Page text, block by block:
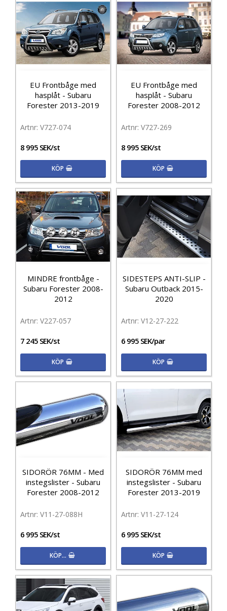
EU Frontbåge med
hasplåt - Subaru
Forester 2013-2019
V727-074
8 995 SEK/st
KÖP
EU Frontbåge med
hasplåt - Subaru
Forester 2008-2012
V727-269
8 995 SEK/st
KÖP
MINDRE frontbåge -
Subaru Forester 2008-
2012
V227-057
7 245 SEK/st
KÖP
SIDESTEPS ANTI-SLIP -
Subaru Outback 2015-
2020
V12-27-222
6 995 SEK/par
KÖP
SIDORÖR 76MM - Med
instegslister - Subaru
Forester 2008-2012
V11-27-088H
6 995 SEK/st
KÖP…
SIDORÖR 76MM med
instegslister - Subaru
Forester 2013-2019
V11-27-124
6 995 SEK/st
KÖP